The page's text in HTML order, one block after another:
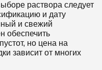
раствора следует
и дату
и свежий
обеспечить
но цена на
зависит от многих